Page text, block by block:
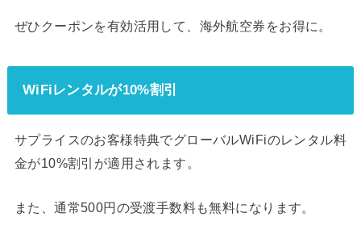
ぜひクーポンを有効活用して、海外航空券をお得に。
WiFiレンタルが10%割引
サプライスのお客様特典でグローバルWiFiのレンタル料
金が10%割引が適用されます。
また、通常500円の受渡手数料も無料になります。